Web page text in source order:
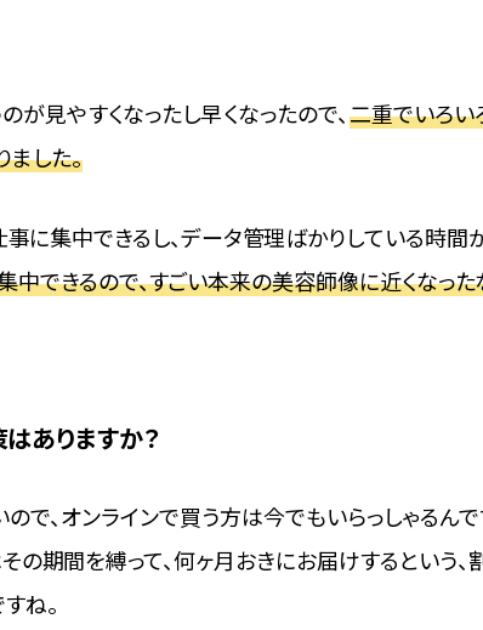
見やすくなったし早くなったので、二重でいろい
した。
に集中できるし、データ管理ばかりしている時間が
できるので、すごい本来の美容師像に近くなった
ありますか？
で、オンラインで買う方は今でもいらっしゃるん
の期間を縛って、何ヶ月おきにお届けするという、
ね。